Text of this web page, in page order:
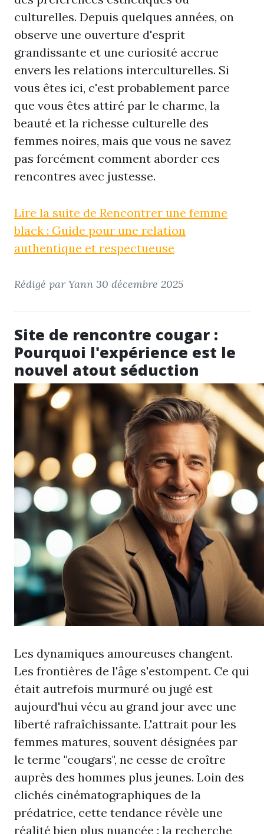
culturelles. Depuis quelques années, on
observe une ouverture d'esprit
grandissante et une curiosité accrue
envers les relations interculturelles. Si
vous êtes ici, c'est probablement parce
que vous êtes attiré par le charme, la
beauté et la richesse culturelle des
femmes noires, mais que vous ne savez
pas forcément comment aborder ces
rencontres avec justesse.
Lire la suite de Rencontrer une femme
black : Guide pour une relation
authentique et respectueuse
Rédigé par Yann 30 décembre 2025
Site de rencontre cougar :
Pourquoi l'expérience est le
nouvel atout séduction
Les dynamiques amoureuses changent.
Les frontières de l'âge s'estompent. Ce qui
était autrefois murmuré ou jugé est
aujourd'hui vécu au grand jour avec une
liberté rafraîchissante. L'attrait pour les
femmes matures, souvent désignées par
le terme "cougars", ne cesse de croître
auprès des hommes plus jeunes. Loin des
clichés cinématographiques de la
prédatrice, cette tendance révèle une
réalité bien plus nuancée : la recherche